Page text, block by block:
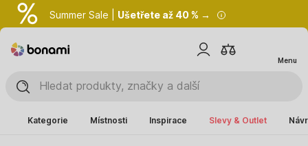
Summer Sale | Ušetřete až 40 % →
Menu
Kategorie Místnosti Inspirace Slevy & Outlet